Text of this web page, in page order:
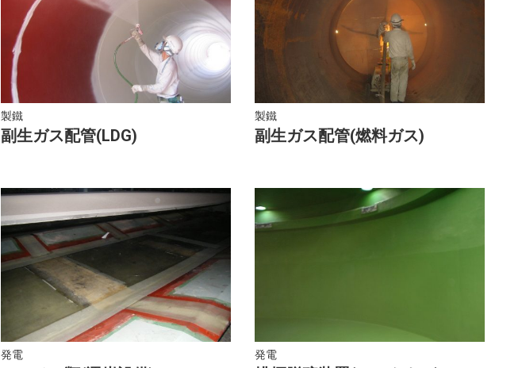
製鐵
副生ガス配管(LDG)
製鐵
副生ガス配管(燃料ガス)
発電 発電